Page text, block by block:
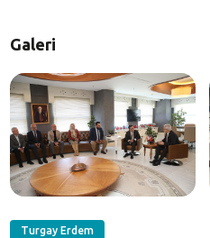
Galeri
Turgay Erdem